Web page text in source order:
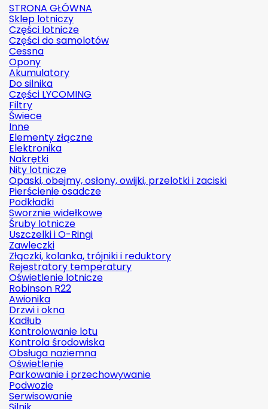
STRONA GŁÓWNA
Sklep lotniczy
Części lotnicze
Części do samolotów
Cessna
Opony
Akumulatory
Do silnika
Części LYCOMING
Filtry
Świece
Inne
Elementy złączne
Elektronika
Nakrętki
Nity lotnicze
Opaski, obejmy, osłony, owijki, przelotki i zaciski
Pierścienie osadcze
Podkładki
Sworznie widełkowe
Śruby lotnicze
Uszczelki i O-Ringi
Zawleczki
Złączki, kolanka, trójniki i reduktory
Rejestratory temperatury
Oświetlenie lotnicze
Robinson R22
Awionika
Drzwi i okna
Kadłub
Kontrolowanie lotu
Kontrola środowiska
Obsługa naziemna
Oświetlenie
Parkowanie i przechowywanie
Podwozie
Serwisowanie